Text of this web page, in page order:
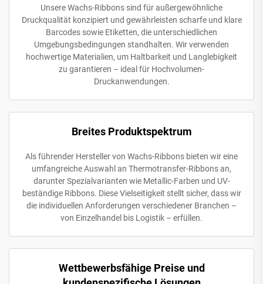
Unsere Wachs-Ribbons sind für außergewöhnliche
Druckqualität konzipiert und gewährleisten scharfe und klare
Barcodes sowie Etiketten, die unterschiedlichen
Umgebungsbedingungen standhalten. Wir verwenden
hochwertige Materialien, um Haltbarkeit und Langlebigkeit
zu garantieren – ideal für Hochvolumen-
Druckanwendungen.
Breites Produktspektrum
Als führender Hersteller von Wachs-Ribbons bieten wir eine
umfangreiche Auswahl an Thermotransfer-Ribbons an,
darunter Spezialvarianten wie Metallic-Farben und UV-
beständige Ribbons. Diese Vielseitigkeit stellt sicher, dass wir
die individuellen Anforderungen verschiedener Branchen –
von Einzelhandel bis Logistik – erfüllen.
Wettbewerbsfähige Preise und